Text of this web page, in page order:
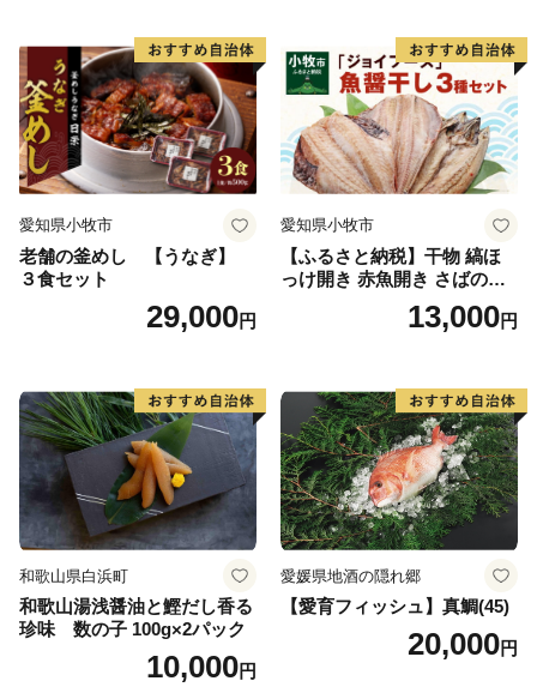
愛知県小牧市
老舗の釜めし 【うなぎ】
３食セット
29,000円
愛知県小牧市
【ふるさと納税】干物 縞ほ
っけ開き 赤魚開き さばの開
き 魚醤干し 3種 セット 詰め
合わせ 魚 おかず 肉厚 おいし
取り寄せグルメ 魚醤 ナンプ
ラー 愛知県 小牧市 冷凍 送料
無料
13,000円
和歌山県白浜町
和歌山湯浅醤油と鰹だし香る
珍味 数の子 100g×2パック
10,000円
愛媛県地酒の隠れ郷
【愛育フィッシュ】真鯛(45)
20,000円